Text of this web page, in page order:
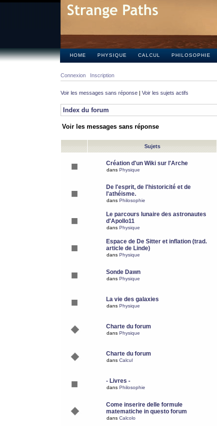
HOME PHYSIQUE CALCUL PHILOSOPHIE
Connexion Inscription
Voir les messages sans réponse | Voir les sujets actifs
Index du forum
Voir les messages sans réponse
Sujets
Création d'un Wiki sur l'Arche
dans Physique
De l'esprit, de l'historicité et de
l'athéisme.
dans Philosophie
Le parcours lunaire des astronautes
d'Apollo11
dans Physique
Espace de De Sitter et inflation (trad.
article de Linde)
dans Physique
Sonde Dawn
dans Physique
La vie des galaxies
dans Physique
Charte du forum
dans Physique
Charte du forum
dans Calcul
- Livres -
dans Philosophie
Come inserire delle formule
matematiche in questo forum
dans Calcolo